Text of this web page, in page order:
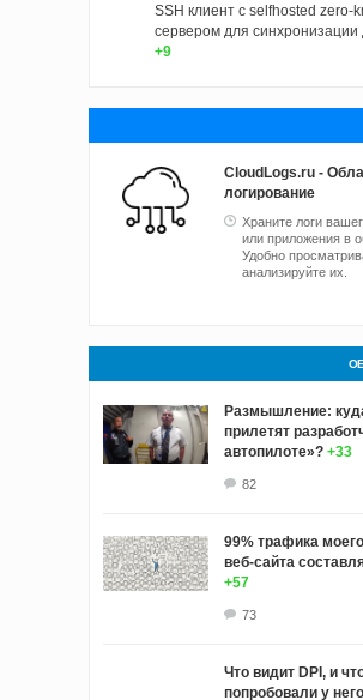
SSH клиент с selfhosted zero-
сервером для
+9
CloudLogs.ru -
логирование
Храните логи
или приложения в
Удобно
анализируйте их.
Размышление:
прилетят
автопилоте»? +33
82
99% трафика моего
веб‑сайта
+57
73
Что видит DPI, и
попробовали у